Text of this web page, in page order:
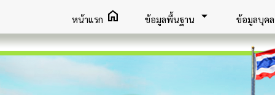
หน้าแรก home ข้อมูลพื้นฐาน arrow_drop_down ข้อมูลบุคล